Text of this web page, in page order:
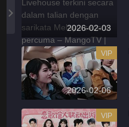
2026-02-03
2026-02-06
VIP
VIP